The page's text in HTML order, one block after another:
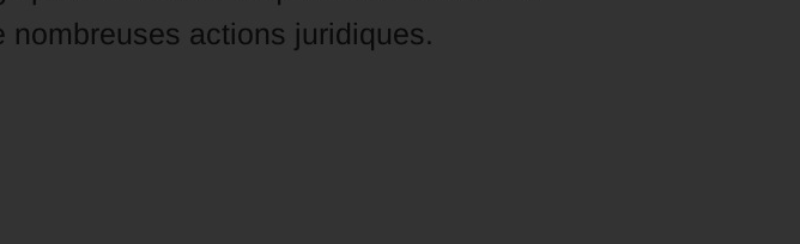
nombreuses actions juridiques.